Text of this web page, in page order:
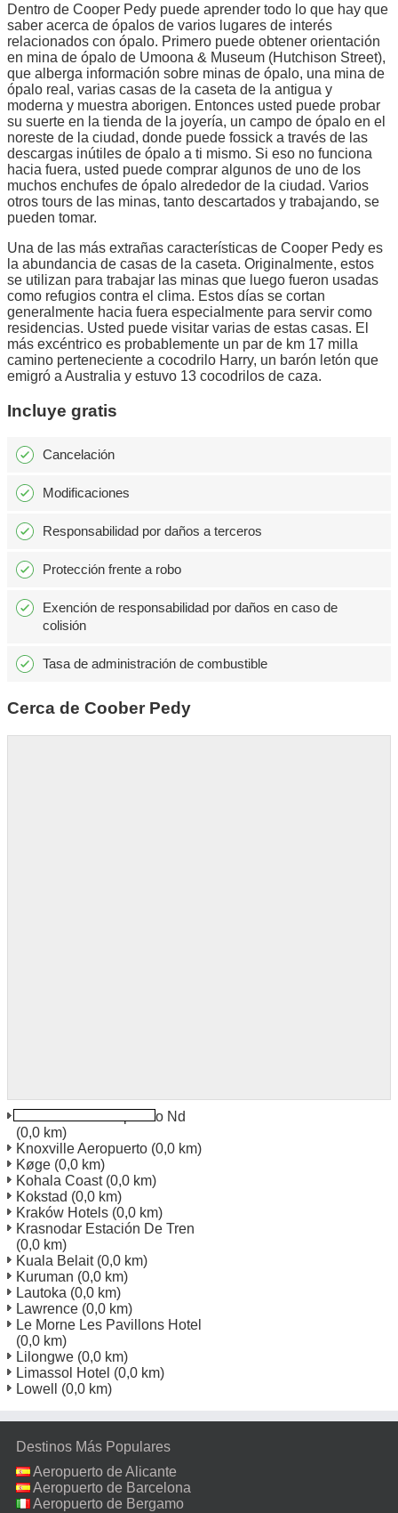
Dentro de Cooper Pedy puede aprender todo lo que hay que
saber acerca de ópalos de varios lugares de interés
relacionados con ópalo. Primero puede obtener orientación
en mina de ópalo de Umoona & Museum (Hutchison Street),
que alberga información sobre minas de ópalo, una mina de
ópalo real, varias casas de la caseta de la antigua y
moderna y muestra aborigen. Entonces usted puede probar
su suerte en la tienda de la joyería, un campo de ópalo en el
noreste de la ciudad, donde puede fossick a través de las
descargas inútiles de ópalo a ti mismo. Si eso no funciona
hacia fuera, usted puede comprar algunos de uno de los
muchos enchufes de ópalo alrededor de la ciudad. Varios
otros tours de las minas, tanto descartados y trabajando, se
pueden tomar.
Una de las más extrañas características de Cooper Pedy es
la abundancia de casas de la caseta. Originalmente, estos
se utilizan para trabajar las minas que luego fueron usadas
como refugios contra el clima. Estos días se cortan
generalmente hacia fuera especialmente para servir como
residencias. Usted puede visitar varias de estas casas. El
más excéntrico es probablemente un par de km 17 milla
camino perteneciente a cocodrilo Harry, un barón letón que
emigró a Australia y estuvo 13 cocodrilos de caza.
Incluye gratis
Cancelación
Modificaciones
Responsabilidad por daños a terceros
Protección frente a robo
Exención de responsabilidad por daños en caso de
colisión
Tasa de administración de combustible
Cerca de Coober Pedy
Devils Lake Aeropuerto Nd
(0,0 km)
Knoxville Aeropuerto (0,0 km)
Køge (0,0 km)
Kohala Coast(0,0 km)
Kokstad (0,0 km)
Kraków Hotels (0,0 km)
Krasnodar Estación De Tren
(0,0 km)
Kuala Belait(0,0 km)
Kuruman (0,0 km)
Lautoka (0,0 km)
Lawrence (0,0 km)
Le Morne Les Pavillons Hotel
(0,0 km)
Lilongwe (0,0 km)
Limassol Hotel (0,0 km)
Lowell
(0,0 km)
Destinos Más Populares
Aeropuerto de Alicante
Aeropuerto de Barcelona
Aeropuerto de Bergamo